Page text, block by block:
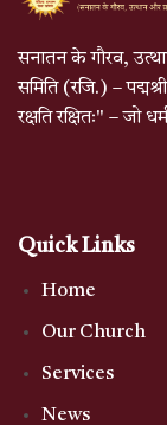
सनातन के गौरव,
समिति (रजि.) –
रक्षति रक्षितः" – जो
Quick Links
Home
Our Church
Services
News